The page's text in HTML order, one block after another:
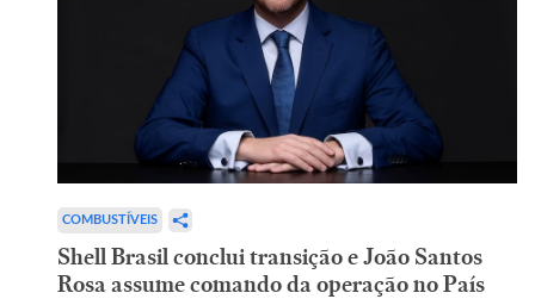
COMBUSTÍVEIS
Shell Brasil conclui transição e João Santos
Rosa assume comando da operação no País